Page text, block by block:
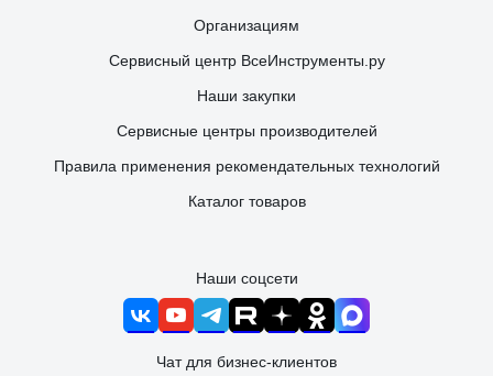
Организациям
Сервисный центр ВсеИнструменты.ру
Наши закупки
Сервисные центры производителей
Правила применения рекомендательных технологий
Каталог товаров
Наши соцсети
Чат для бизнес-клиентов